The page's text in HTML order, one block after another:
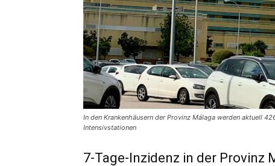
In den Krankenhäusern der Provinz Málaga werden aktuell
Intensivstationen
7-Tage-Inzidenz in der Provinz